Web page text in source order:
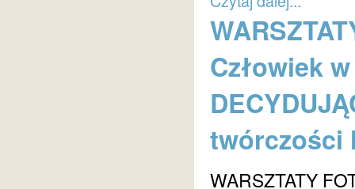
Człowiek
twórczości
WARSZTATY